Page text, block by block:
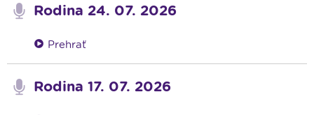
Rodina 24. 07. 2026
Prehrať
Rodina 17. 07. 2026